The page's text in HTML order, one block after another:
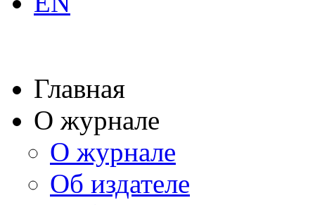
Главная
О журнале
О журнале
Об издателе